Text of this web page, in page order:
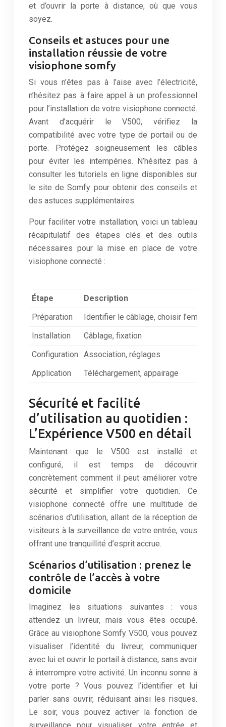
et d’ouvrir la porte à distance, où que vous
soyez.
Conseils et astuces pour une
installation réussie de votre
visiophone somfy
Si vous n’êtes pas à l’aise avec l’électricité,
n’hésitez pas à faire appel à un professionnel
pour l’installation de votre visiophone connecté.
Avant d’acquérir le V500, vérifiez la
compatibilité avec votre type de portail ou de
porte. Protégez soigneusement les câbles
pour éviter les intempéries. N’hésitez pas à
consulter les tutoriels en ligne disponibles sur
le site de Somfy pour obtenir des conseils et
des astuces supplémentaires.
Pour faciliter votre installation, voici un tableau
récapitulatif des étapes clés et des outils
nécessaires pour la mise en place de votre
visiophone connecté :
Étape
Description
Préparation
Identifier le câblage, choisir
Installation
Câblage, fixation
Configuration
Association, réglages
Application
Téléchargement, appairage
Sécurité et facilité
d’utilisation au quotidien :
L’Expérience V500 en détail
Maintenant que le V500 est installé et
configuré, il est temps de découvrir
concrètement comment il peut améliorer votre
sécurité et simplifier votre quotidien. Ce
visiophone connecté offre une multitude de
scénarios d’utilisation, allant de la réception de
visiteurs à la surveillance de votre entrée, vous
offrant une tranquillité d’esprit accrue.
Scénarios d’utilisation : prenez le
contrôle de l’accès à votre
domicile
Imaginez les situations suivantes : vous
attendez un livreur, mais vous êtes occupé.
Grâce au visiophone Somfy V500, vous pouvez
visualiser l’identité du livreur, communiquer
avec lui et ouvrir le portail à distance, sans avoir
à interrompre votre activité. Un inconnu sonne à
votre porte ? Vous pouvez l’identifier et lui
parler sans ouvrir, réduisant ainsi les risques.
Le soir, vous pouvez activer la fonction de